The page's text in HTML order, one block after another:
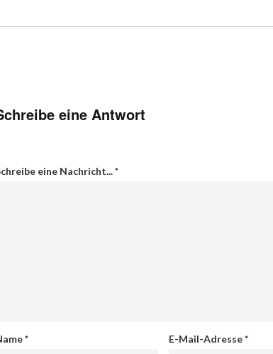
eine Antwort
eine Nachricht...*
* E-Mail-Adresse*